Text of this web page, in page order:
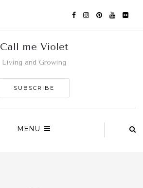
Call me Violet
Living and Growing
SUBSCRIBE
MENU